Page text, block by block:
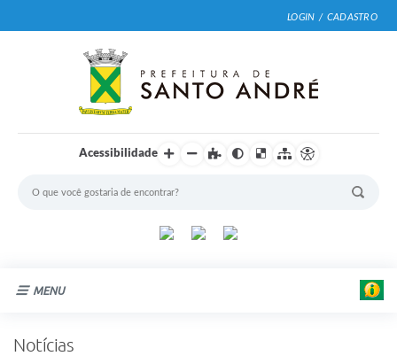
LOGIN / CADASTRO
Acessibilidade
MENU
Notícias